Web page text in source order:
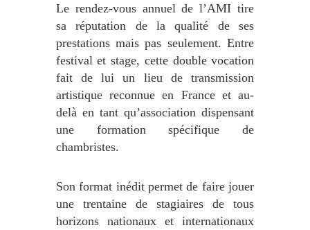
Le rendez-vous annuel de l’AMI tire
sa réputation de la qualité de ses
prestations mais pas seulement. Entre
festival et stage, cette double vocation
fait de lui un lieu de transmission
artistique reconnue en France et au-
delà en tant qu’association dispensant
une formation spécifique de
chambristes.
Son format inédit permet de faire jouer
une trentaine de stagiaires de tous
horizons nationaux et internationaux